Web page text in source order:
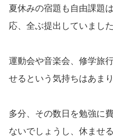
夏休みの宿題も自由課題
応、全ぶ提出していました
運動会や音楽会、修学旅
せるという気持ちはあま
多分、その数日を勉強に
ないでしょうし、休ませ